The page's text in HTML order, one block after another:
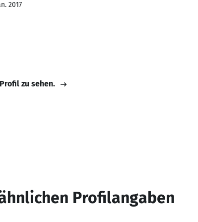
2017
zu sehen.
Profilangaben